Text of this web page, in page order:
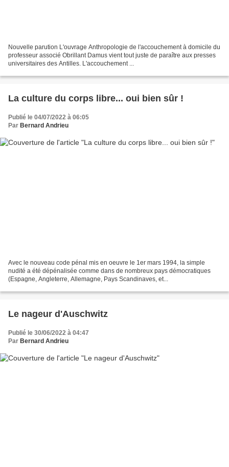
Nouvelle parution L'ouvrage Anthropologie de l'accouchement à domicile du
professeur associé Obrillant Damus vient tout juste de paraître aux presses
universitaires des Antilles. L'accouchement ...
La culture du corps libre... oui bien sûr !
Publié le 04/07/2022 à 06:05
Par Bernard Andrieu
Avec le nouveau code pénal mis en oeuvre le 1er mars 1994, la simple
nudité a été dépénalisée comme dans de nombreux pays démocratiques
(Espagne, Angleterre, Allemagne, Pays Scandinaves, et...
Le nageur d'Auschwitz
Publié le 30/06/2022 à 04:47
Par Bernard Andrieu